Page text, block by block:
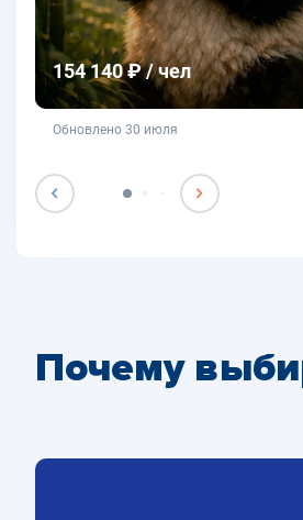
154 140 ₽ / чел
не является публичной офертой
Обновлено 30 июля
Почему